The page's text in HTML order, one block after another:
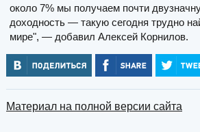
около 7% мы получаем почти
доходность — такую сегодня трудно
мире", — добавил Алексей Корнилов.
Материал на полной версии сайта